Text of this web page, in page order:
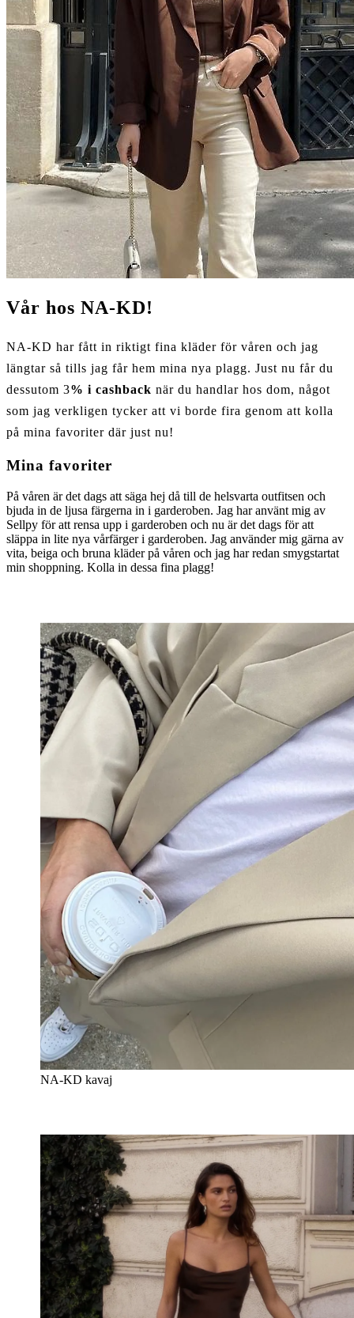
Vår hos NA-KD!
NA-KD har fått in riktigt fina kläder för våren och jag
längtar så tills jag får hem mina nya plagg. Just nu får du
dessutom 3% i cashback när du handlar hos dom, något
som jag verkligen tycker att vi borde fira genom att kolla
på mina favoriter där just nu!
Mina favoriter
På våren är det dags att säga hej då till de helsvarta outfitsen och
bjuda in de ljusa färgerna in i garderoben. Jag har använt mig av
Sellpy för att rensa upp i garderoben och nu är det dags för att
släppa in lite nya vårfärger i garderoben. Jag använder mig gärna av
vita, beiga och bruna kläder på våren och jag har redan smygstartat
min shoppning. Kolla in dessa fina plagg!
NA-KD kavaj